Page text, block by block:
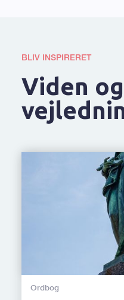
BLIV INSPIRERET
Viden og
Ordbog